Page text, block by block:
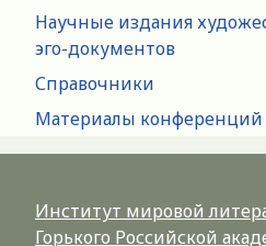
Научные издания
эго-документов
Справочники
Материалы конференций
Институт мировой
Горького Российской